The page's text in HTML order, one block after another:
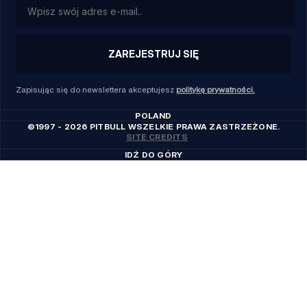
ZAREJESTRUJ SIĘ
Zapisując się do newslettera akceptujesz politykę prywatności.
POLAND
©1997 - 2026 PITBULL WSZELKIE PRAWA ZASTRZEŻONE.
SITE CREDITS
IDŹ DO GÓRY